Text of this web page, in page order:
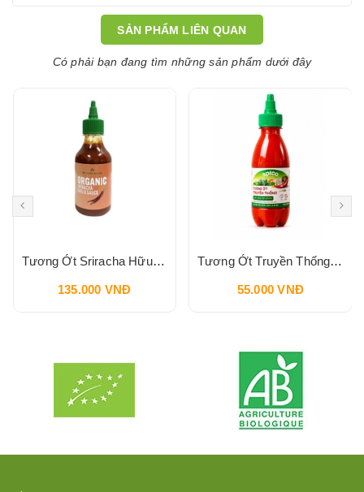
SẢN PHẨM LIÊN QUAN
Có phải bạn đang tìm những sản phẩm dưới đây
Tương Ớt Sriracha Hữu Cơ Pbfarm 230g
135.000 VNĐ
Tương Ớt Truyền Thống SPICO Sriracha Chilli Sauce 240g
55.000 VNĐ